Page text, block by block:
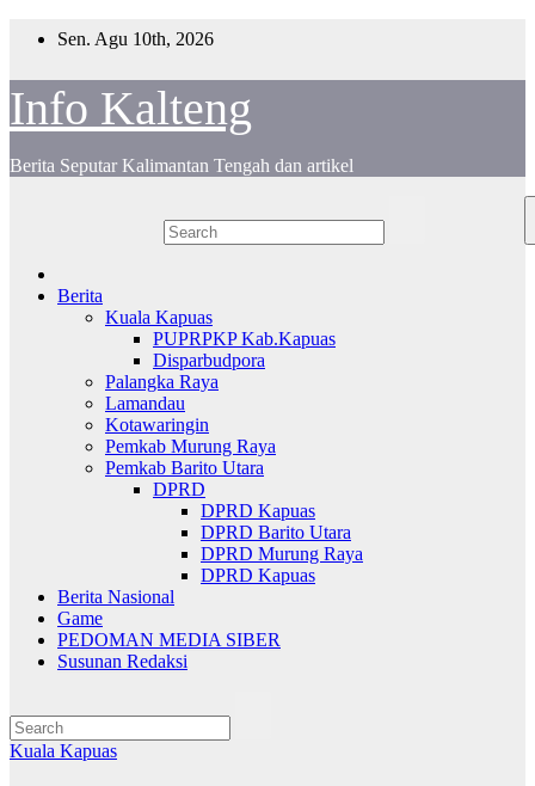
Sen. Agu 10th, 2026
Info Kalteng
Berita Seputar Kalimantan Tengah dan artikel
Berita
Kuala Kapuas
PUPRPKP Kab.Kapuas
Disparbudpora
Palangka Raya
Lamandau
Kotawaringin
Pemkab Murung Raya
Pemkab Barito Utara
DPRD
DPRD Kapuas
DPRD Barito Utara
DPRD Murung Raya
DPRD Kapuas
Berita Nasional
Game
PEDOMAN MEDIA SIBER
Susunan Redaksi
Kuala Kapuas